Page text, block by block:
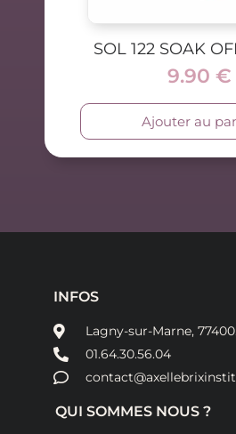
SOL 122 SOAK
9.90 €
Ajouter au
INFOS
Lagny-sur-Marne, 77400.
01.64.30.56.04
QUI SOMMES NOUS ?